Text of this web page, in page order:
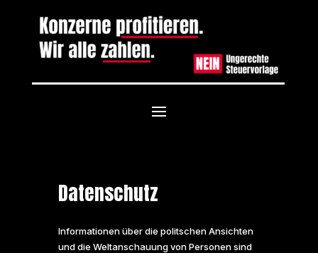
Datenschutz
Informationen über die politschen Ansichten
und die Weltanschauung von Personen sind